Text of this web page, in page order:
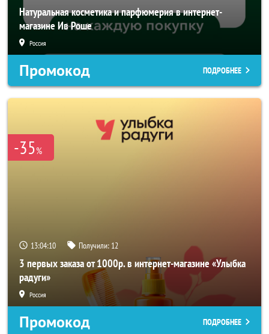
Натуральная косметика и парфюмерия в интернет-
магазине Ив Роше
Россия
Промокод ПОДРОБНЕЕ
-35%
13:04:10 Получили: 12
3 первых заказа от 1000р. в интернет-магазине «Улыбка
радуги»
Россия
Промокод ПОДРОБНЕЕ